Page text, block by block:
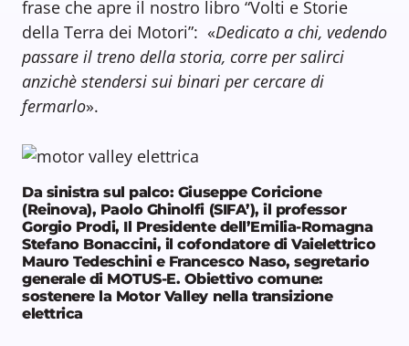
frase che apre il nostro libro “Volti e Storie
della Terra dei Motori”: «Dedicato a chi, vedendo
passare il treno della storia, corre per salirci
anzichè stendersi sui binari per cercare di
fermarlo».
Da sinistra sul palco: Giuseppe Coricione
(Reinova), Paolo Ghinolfi (SIFA’), il professor
Gorgio Prodi, Il Presidente dell’Emilia-Romagna
Stefano Bonaccini, il cofondatore di Vaielettrico
Mauro Tedeschini e Francesco Naso, segretario
generale di MOTUS-E. Obiettivo comune:
sostenere la Motor Valley nella transizione
elettrica